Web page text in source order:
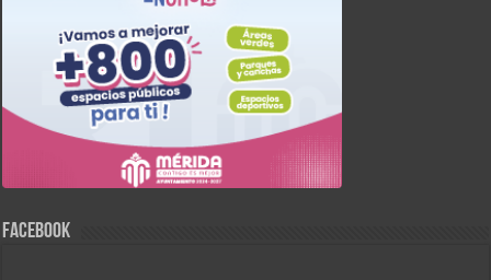
FACEBOOK